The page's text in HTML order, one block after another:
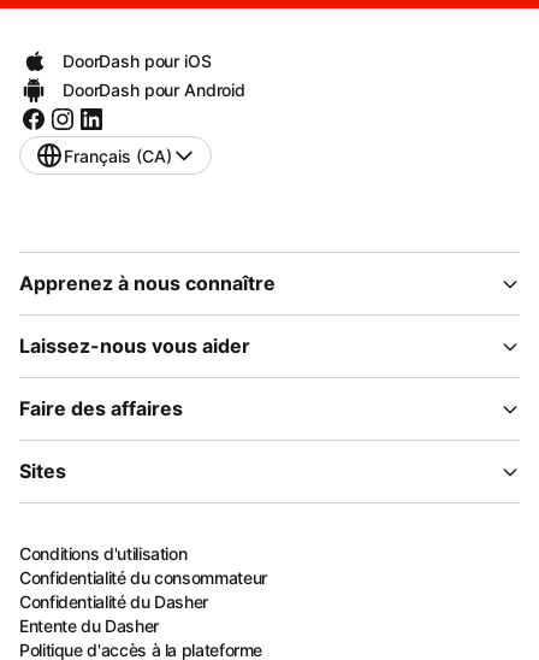
DoorDash pour iOS
DoorDash pour Android
Français (CA)
Apprenez à nous connaître
Laissez-nous vous aider
Faire des affaires
Sites
Conditions d'utilisation
Confidentialité du consommateur
Confidentialité du Dasher
Entente du Dasher
Politique d'accès à la plateforme